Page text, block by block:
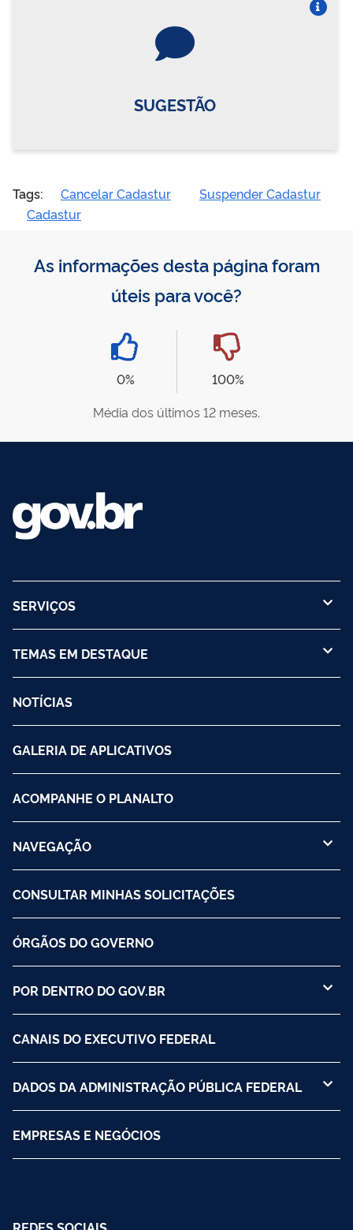
SUGESTÃO
Tags: Cancelar Cadastur
Suspender Cadastur
Cadastur
As informações desta página foram
úteis para você?
0%
100%
Média dos últimos 12 meses.
SERVIÇOS
TEMAS EM DESTAQUE
NOTÍCIAS
GALERIA DE APLICATIVOS
ACOMPANHE O PLANALTO
NAVEGAÇÃO
CONSULTAR MINHAS SOLICITAÇÕES
ÓRGÃOS DO GOVERNO
POR DENTRO DO GOV.BR
CANAIS DO EXECUTIVO FEDERAL
DADOS DA ADMINISTRAÇÃO PÚBLICA FEDERAL
EMPRESAS E NEGÓCIOS